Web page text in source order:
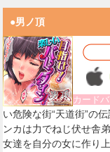
●男ノ頂
カード
い危険な街“天道街”の
ンカは力でねじ伏せ舎
女達を自分の女に作り